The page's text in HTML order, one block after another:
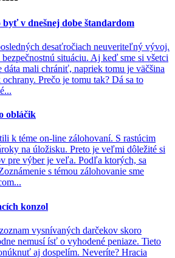
v dnešnej dobe štandardom
desaťročiach neuveriteľný vývoj.
situáciu. Aj keď sme si všetci
dáta mali chrániť, napriek tomu je väčšina
Prečo je tomu tak? Dá sa to
obláčik
k téme on-line zálohovaní. S rastúcim
na úložisku. Preto je veľmi dôležité si
pre výber je veľa. Podľa ktorých, sa
s témou zálohovanie sme
konzol
vysnívaných darčekov skoro
nemusí ísť o vyhodené peniaze. Tieto
aj dospelím. Neveríte? Hracia